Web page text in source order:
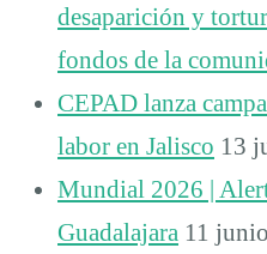
desaparición y
fondos de la
CEPAD lanza
labor en Jalisco 13
Mundial 2026 |
Guadalajara 11